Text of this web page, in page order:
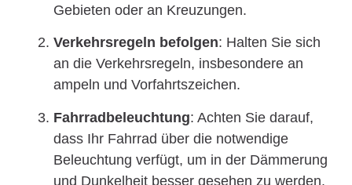
Gebieten oder an Kreuzungen.
Verkehrsregeln befolgen: Halten Sie sich
an die Verkehrsregeln, insbesondere an
ampeln und Vorfahrtszeichen.
Fahrradbeleuchtung: Achten Sie darauf,
dass Ihr Fahrrad über die notwendige
Beleuchtung verfügt, um in der Dämmerung
und Dunkelheit besser gesehen zu werden.